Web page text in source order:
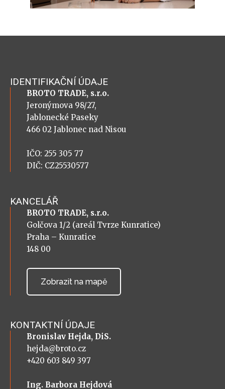
IDENTIFIKAČNÍ ÚDAJE
BROTO TRADE, s.r.o.
Jeronýmova 98/27,
Jablonecké Paseky
466 02 Jablonec nad Nisou
IČO: 255 305 77
DIČ: CZ25530577
KANCELÁŘ
BROTO TRADE, s.r.o.
Golčova 1/2 (areál Tvrze Kunratice)
Praha – Kunratice
148 00
Zobrazit na mapě
KONTAKTNÍ ÚDAJE
Bronislav Hejda, DiS.
hejda@broto.cz
+420 603 849 397
Ing. Barbora Hejdová